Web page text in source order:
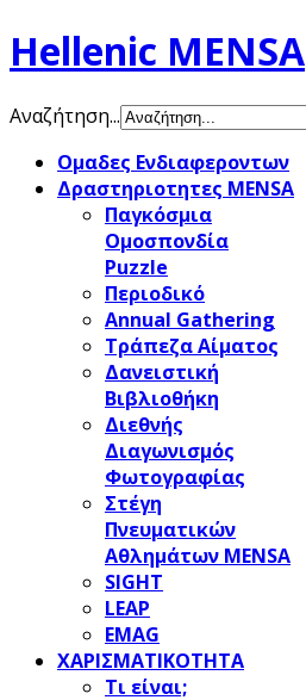
Hellenic MENSA
Αναζήτηση...
Ομαδες Ενδιαφεροντων
Δραστηριοτητες MENSA
Παγκόσμια
Ομοσπονδία
Puzzle
Περιοδικό
Annual Gathering
Τράπεζα Αίματος
Δανειστική
Βιβλιοθήκη
Διεθνής
Διαγωνισμός
Φωτογραφίας
Στέγη
Πνευματικών
Αθλημάτων MENSA
SIGHT
LEAP
EMAG
ΧΑΡΙΣΜΑΤΙΚΟΤΗΤΑ
Τι είναι;